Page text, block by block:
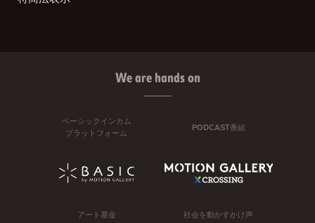
We are hands on
ベーシックインカム
プラットフォーム
PODCAST番組
アート基金 社会を動かすかけ声